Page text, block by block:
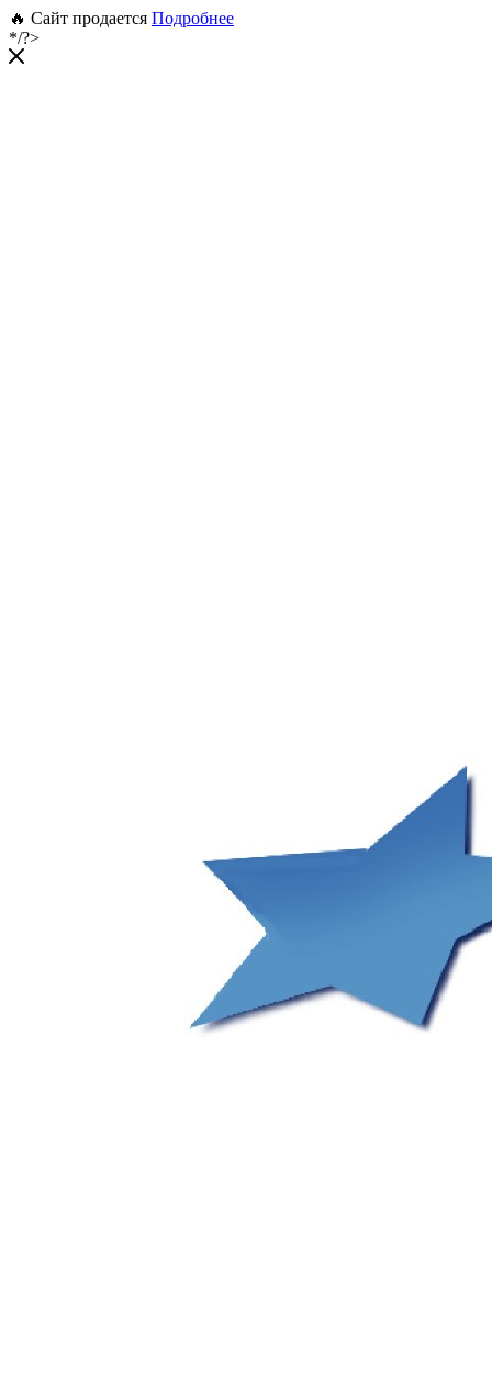
🔥 Сайт продается Подробнее
*/?>